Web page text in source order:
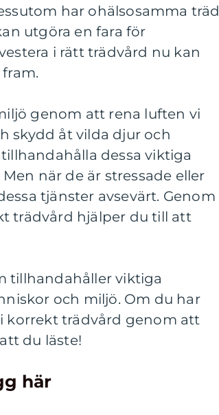
har ohälsosamma träd
utgöra en fara för
i rätt trädvård nu kan
genom att rena luften vi
skydd åt vilda djur och
dessa viktiga
när de är stressade eller
tjänster avsevärt. Genom
trädvård hjälper du till att
tillhandahåller viktiga
och miljö. Om du har
korrekt trädvård genom att
du läste!
här